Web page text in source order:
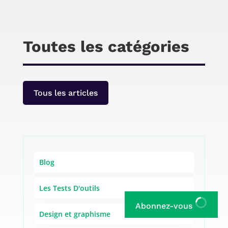
Toutes les catégories
Tous les articles
Blog
Les Tests D'outils
Design et graphisme
Abonnez-vous